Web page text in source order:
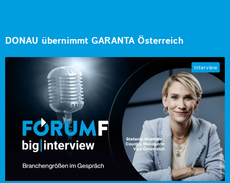
DONAU übernimmt GARANTA Österreich